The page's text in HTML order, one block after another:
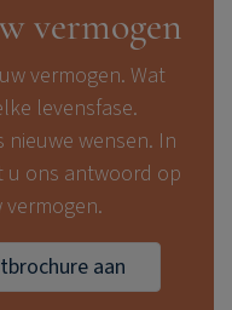
vermogen
vermogen. Wat
levensfase.
nieuwe wensen. In
ons antwoord op
aan